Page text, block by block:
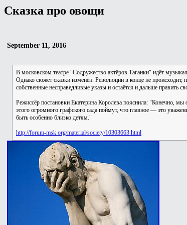
Сказка про овощи
September 11, 2016
В московском театре "Содружество актёров Таганки" идёт
Однако сюжет сказки изменён. Революции в конце не
собственные несправедливые указы и остаётся и дальше
Режиссёр постановки Екатерина Королева пояснила: "Конечно,
этого огромного графского сада поймут, что главное — это
быть особенно близко детям."
http://forum-msk.org/material/society/10303663.html